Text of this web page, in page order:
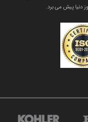
دنیا پیش می برد.